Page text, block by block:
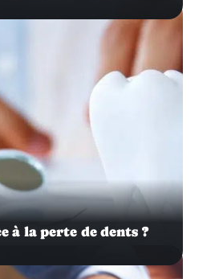
à la perte de dents ?